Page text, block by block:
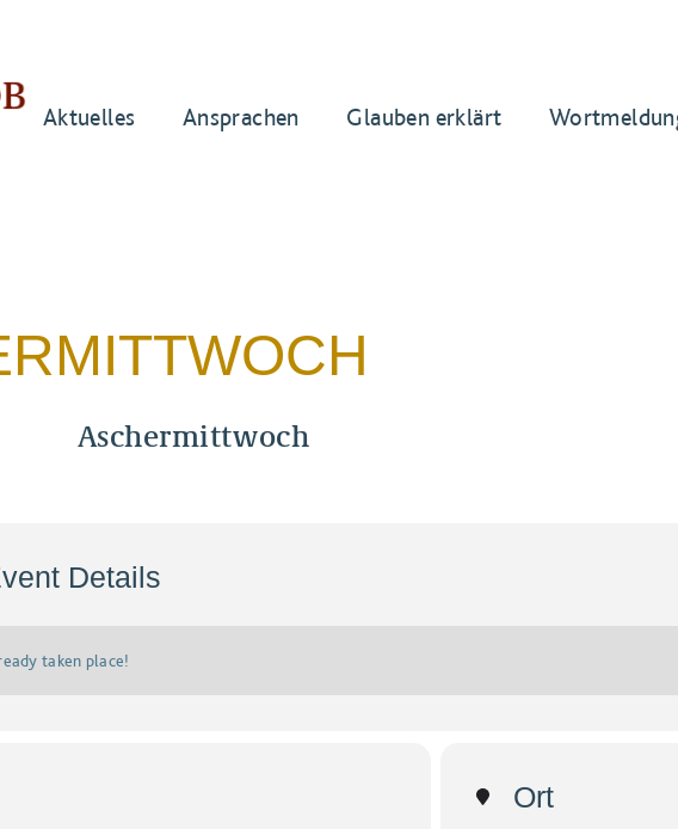
Aktuelles Ansprachen Glauben erklärt
Aschermittwoch
Details
taken place!
Ort